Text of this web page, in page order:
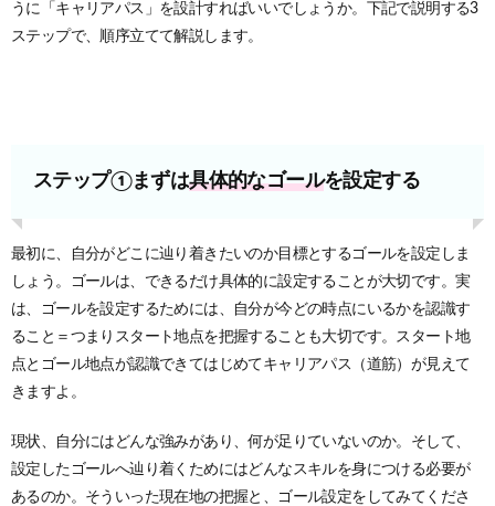
うに「キャリアパス」を設計すればいいでしょうか。下記で説明する3
ステップで、順序立てて解説します。
ステップ①まずは具体的なゴールを設定する
最初に、自分がどこに辿り着きたいのか目標とするゴールを設定しま
しょう。ゴールは、できるだけ具体的に設定することが大切です。 実
は、ゴールを設定するためには、自分が今どの時点にいるかを認識す
ること＝つまりスタート地点を把握することも大切です。スタート地
点とゴール地点が認識できてはじめてキャリアパス（道筋）が見えて
きますよ。
現状、自分にはどんな強みがあり、何が足りていないのか。そして、
設定したゴールへ辿り着くためにはどんなスキルを身につける必要が
あるのか。そういった現在地の把握と、ゴール設定をしてみてくださ